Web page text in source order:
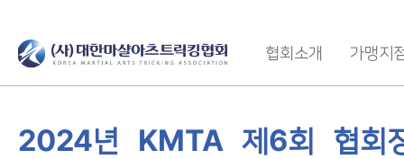
협회소개 가맹지
2024년 KMTA 제6회 협회